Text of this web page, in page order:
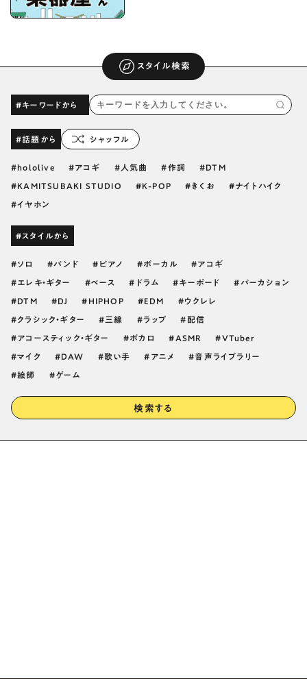
スタイル検索
#キーワードから
#話題から シャッフル
hololive アコギ 人気曲 作詞 DTM
KAMITSUBAKI STUDIO K-POP きくお ナイトハイク
イヤホン
#スタイルから
ソロ バンド ピアノ ボーカル アコギ
エレキ・ギター ベース ドラム キーボード パーカション
DTM DJ HIPHOP EDM ウクレレ
クラシック・ギター 三線 ラップ 配信
アコースティック・ギター ボカロ ASMR VTuber
マイク DAW 歌い手 アニメ 音声ライブラリー
絵師 ゲーム
検索する